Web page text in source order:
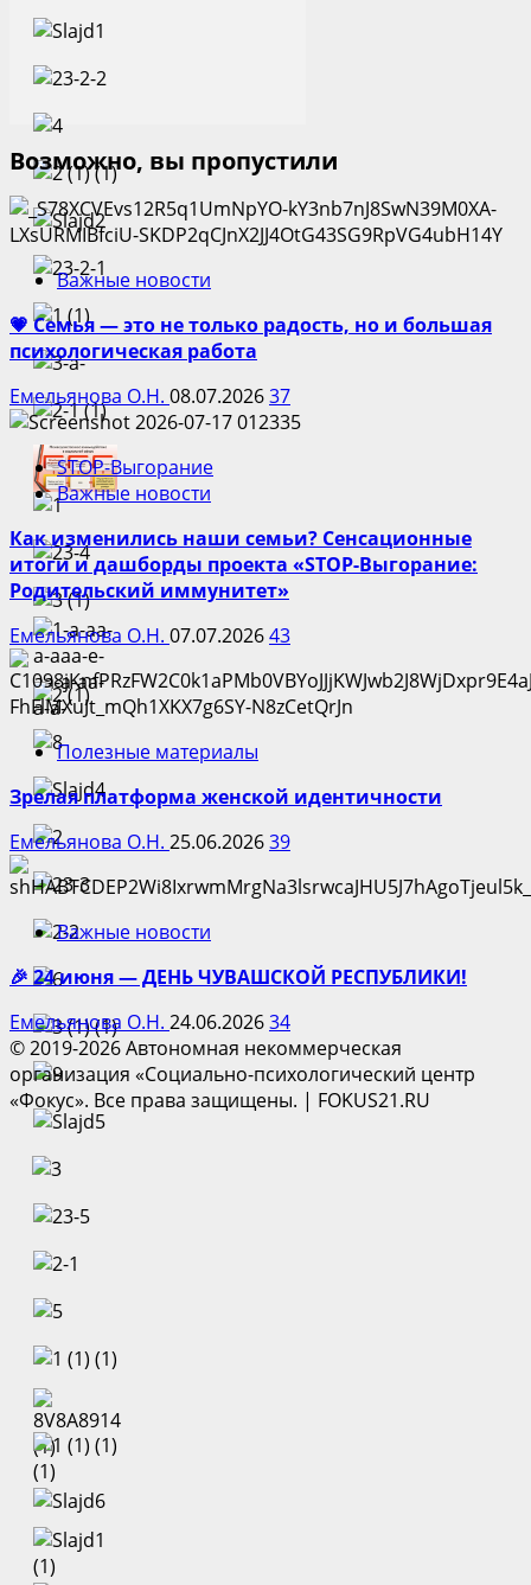
Возможно, вы пропустили
Важные новости
💗 Семья — это не только радость, но и большая
психологическая работа
Емельянова О.Н. 08.07.202637
STOP-Выгорание
Важные новости
Как изменились наши семьи? Сенсационные
итоги и дашборды проекта «STOP-Выгорание:
Родительский иммунитет»
Емельянова О.Н. 07.07.202643
Полезные материалы
Зрелая платформа женской идентичности
Емельянова О.Н. 25.06.202639
Важные новости
🎉 24 июня — ДЕНЬ ЧУВАШСКОЙ РЕСПУБЛИКИ!
Емельянова О.Н. 24.06.202634
© 2019-2026 Автономная некоммерческая
организация «Социально-психологический центр
«Фокус». Все права защищены. | FOKUS21.RU